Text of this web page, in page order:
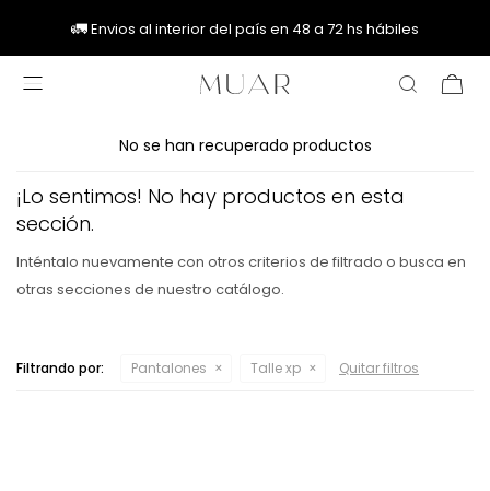
🚛
🚚
🚛Envios al interior del país en 48 a 72 hs hábiles
🚚

No se han recuperado productos
¡Lo sentimos! No hay productos en esta
sección.
Inténtalo nuevamente con otros criterios de filtrado o busca en
otras secciones de nuestro catálogo.
Filtrando por: Pantalones Talle xp Quitar filtros